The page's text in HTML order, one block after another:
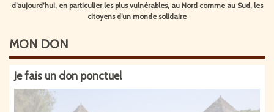
d’aujourd’hui, en particulier les plus vulnérables, au Nord comme au Sud, les
citoyens d’un monde solidaire
MON DON
Je fais un don ponctuel